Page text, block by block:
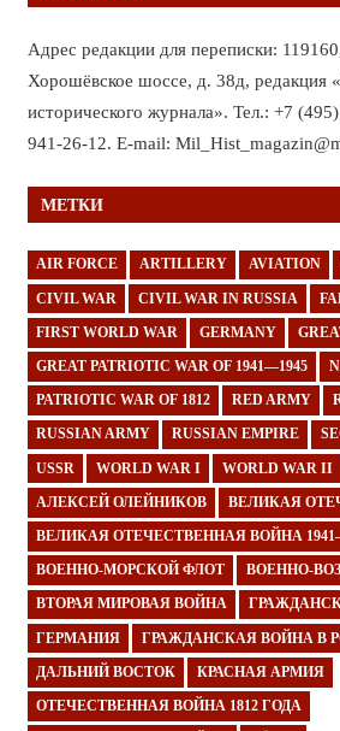
Адрес редакции для переписки:
Хорошёвское шоссе, д. 38д, редакция
исторического журнала». Тел.: +7
941-26-12. E-mail:
МЕТКИ
AIR FORCE ARTILLERY AVIATION
CIVIL WAR CIVIL WAR IN RUSSIA
FIRST WORLD WAR GERMANY
GREAT PATRIOTIC WAR OF 1941—1945
PATRIOTIC WAR OF 1812 RED ARMY
RUSSIAN ARMY RUSSIAN EMPIRE
USSR WORLD WAR I WORLD WAR II
АЛЕКСЕЙ ОЛЕЙНИКОВ ВЕЛИКАЯ
ВЕЛИКАЯ ОТЕЧЕСТВЕННАЯ ВОЙНА
ВОЕННО-МОРСКОЙ ФЛОТ ВОЕННО-
ВТОРАЯ МИРОВАЯ ВОЙНА
ГЕРМАНИЯ ГРАЖДАНСКАЯ ВОЙНА В
ДАЛЬНИЙ ВОСТОК КРАСНАЯ АРМИЯ
ОТЕЧЕСТВЕННАЯ ВОЙНА 1812 ГОДА